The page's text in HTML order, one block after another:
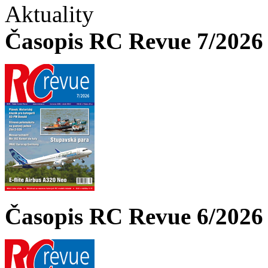
Aktuality
Časopis RC Revue 7/
Časopis RC Revue 6/